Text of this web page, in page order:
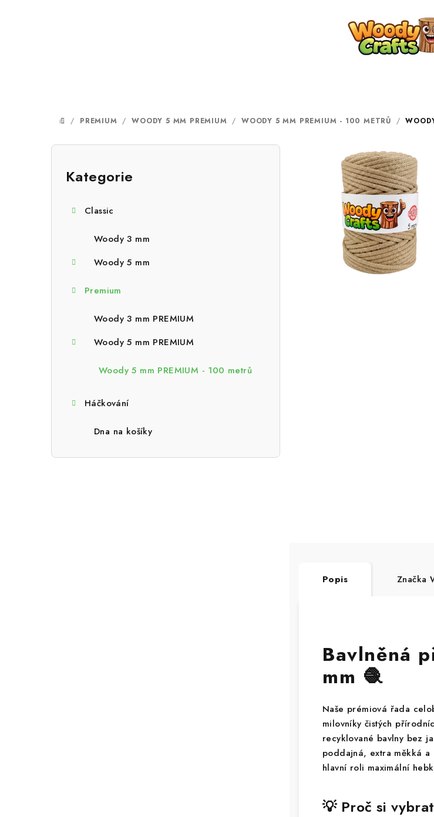
DOMŮ
/ PREMIUM / WOODY 5 MM PREMIUM / WOODY 5 MM PREMIUM - 100 METRŮ /
P
Přeskočit
Kategorie
Classic
Woody 3 mm
Woody 5 mm
Premium
Woody 3 mm PREMIUM
Woody 5 mm PREMIUM
Woody 5 mm PREMIUM - 100 metrů
Háčkování
Dna na košíky
Popis Značka
Bavlněná
mm 🧶
Naše prémiová řada
milovníky čistých
recyklované bavlny bez
poddajná, extra měkká
hlavní roli maximální
💡 Proč si